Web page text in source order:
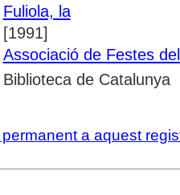
Fuliola, la
[1991]
Associació de Festes
Biblioteca de Catalunya
a aquest